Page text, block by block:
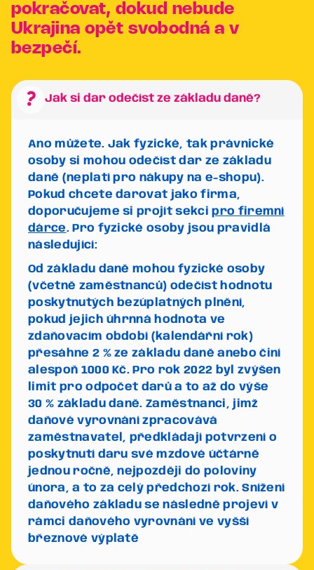
pokračovat, dokud nebude
Ukrajina opět svobodná a v
bezpečí.
question_mark Jak si dar odečíst ze základu daně?
Ano můžete. Jak fyzické, tak právnické
osoby si mohou odečíst dar ze základu
daně (neplatí pro nákupy na e-shopu).
Pokud chcete darovat jako firma,
doporučujeme si projít sekcipro firemní
dárce. Pro fyzické osoby jsou pravidlá
následující:
Od základu daně mohou fyzické osoby
(včetně zaměstnanců) odečíst hodnotu
poskytnutých bezúplatných plnění,
pokud jejich úhrnná hodnota ve
zdaňovacím období (kalendářní rok)
přesáhne 2 % ze základu daně anebo činí
alespoň 1000 Kč. Pro rok 2022 byl zvýšen
limit pro odpočet darů a to až do výše
30 % základu daně.Zaměstnanci, jimž
daňové vyrovnání zpracovává
zaměstnavatel, předkládají potvrzení o
poskytnutí daru své mzdové účtárně
jednou ročně, nejpozději do poloviny
února, a to za celý předchozí rok. Snížení
daňového základu se následně projeví v
rámci daňového vyrovnání ve vyšší
březnové výplatě